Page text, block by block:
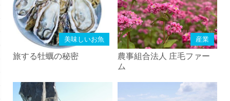
美味しいお魚
旅する牡蠣の秘密
産業
農事組合法人 庄毛ファー
ム